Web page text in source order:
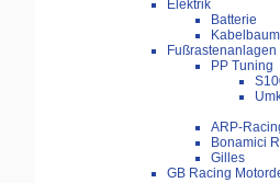
Elektrik
Batterie
Fußrastenanlagen
PP Tuning
ARP-
Bonamici
Gilles
GB Racing